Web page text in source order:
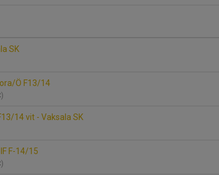
SK
Ö F13/14
14 vit - Vaksala SK
F-14/15